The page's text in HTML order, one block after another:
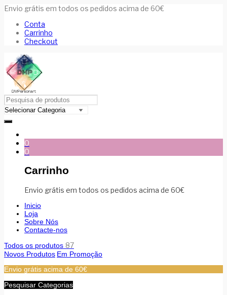
Envio grátis em todos os pedidos acima de 60€
Conta
Carrinho
Checkout
0
0
Carrinho
Envio grátis em todos os pedidos acima de 60€
Inicio
Loja
Sobre Nós
Contacte-nos
Todos os produtos 87
Novos Produtos Em Promoção
Envio grátis acima de 60€
Pesquisar Categorias